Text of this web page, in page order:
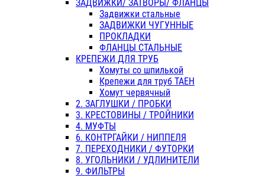
ЗАДВИЖКИ/ ЗАТВОРЫ/ ФЛАНЦЫ
Задвижки стальные
ЗАДВИЖКИ ЧУГУННЫЕ
ПРОКЛАДКИ
ФЛАНЦЫ СТАЛЬНЫЕ
КРЕПЕЖИ ДЛЯ ТРУБ
Хомуты со шпилькой
Крепежи для труб ТАЕН
Хомут червячный
2. ЗАГЛУШКИ / ПРОБКИ
3. КРЕСТОВИНЫ / ТРОЙНИКИ
4. МУФТЫ
6. КОНТРГАЙКИ / НИППЕЛЯ
7. ПЕРЕХОДНИКИ / ФУТОРКИ
8. УГОЛЬНИКИ / УДЛИНИТЕЛИ
9. ФИЛЬТРЫ